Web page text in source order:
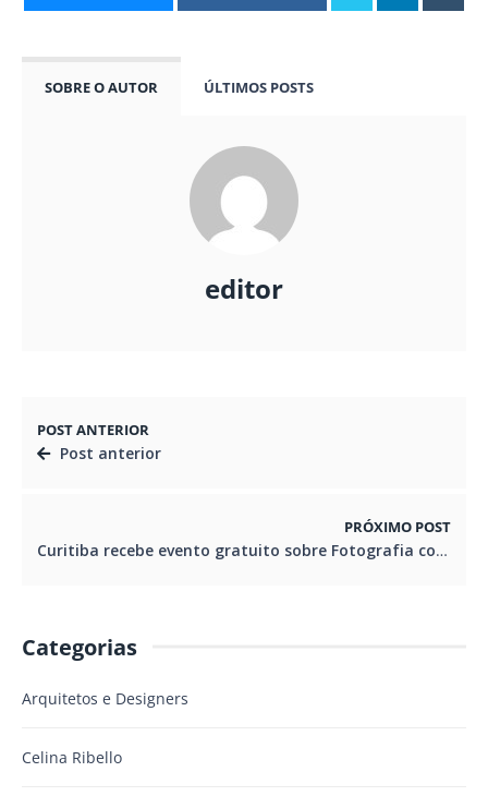
SOBRE O AUTOR ÚLTIMOS POSTS
editor
POST ANTERIOR
Post anterior
PRÓXIMO POST
Curitiba recebe evento gratuito sobre Fotografia com Drone
Categorias
Arquitetos e Designers
Celina Ribello